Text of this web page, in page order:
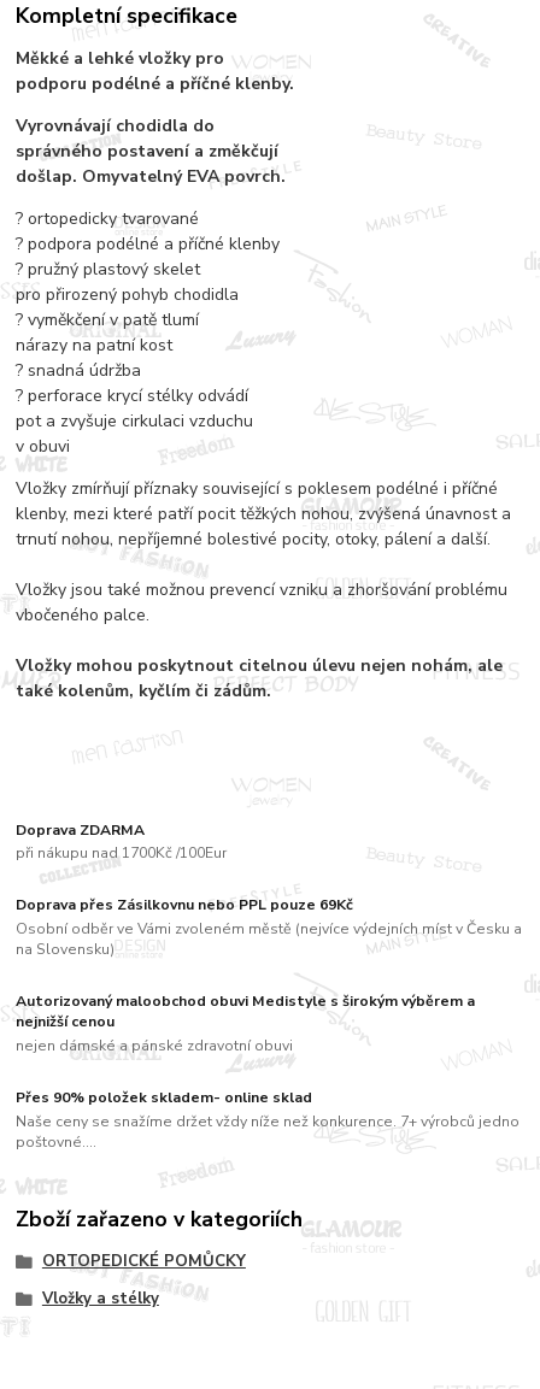
Doprava ZDARMA
při nákupu nad 1700Kč /100Eur
Doprava přes Zásilkovnu nebo PPL pouze 69Kč
Osobní odběr ve Vámi zvoleném městě (nejvíce výdejních míst v Česku a
na Slovensku)
Autorizovaný maloobchod obuvi Medistyle s širokým výběrem a
nejnižší cenou
nejen dámské a pánské zdravotní obuvi
Přes 90% položek skladem- online sklad
Naše ceny se snažíme držet vždy níže než konkurence. 7+ výrobců jedno
poštovné....
Kompletní specifikace
Měkké a lehké vložky pro
podporu podélné a příčné klenby.
Vyrovnávají chodidla do
správného postavení a změkčují
došlap. Omyvatelný EVA povrch.
? ortopedicky tvarované
? podpora podélné a příčné klenby
? pružný plastový skelet
pro přirozený pohyb chodidla
? vyměkčení v patě tlumí
nárazy na patní kost
? snadná údržba
? perforace krycí stélky odvádí
pot a zvyšuje cirkulaci vzduchu
v obuvi
Vložky zmírňují příznaky související s poklesem podélné i příčné
klenby, mezi které patří pocit těžkých nohou, zvýšená únavnost a
trnutí nohou, nepříjemné bolestivé pocity, otoky, pálení a další.
Vložky jsou také možnou prevencí vzniku a zhoršování problému
vbočeného palce.
Vložky mohou poskytnout citelnou úlevu nejen nohám, ale
také kolenům, kyčlím či zádům.
Zboží zařazeno v kategoriích
ORTOPEDICKÉ POMŮCKY
Vložky a stélky